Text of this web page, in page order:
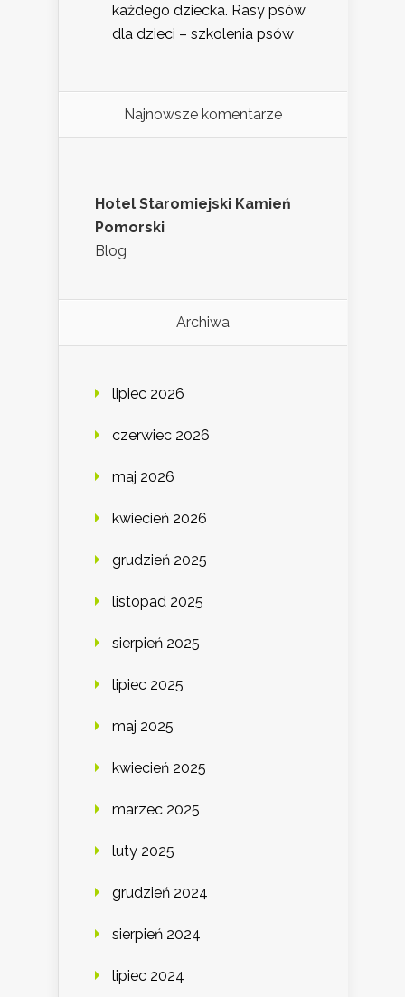
każdego dziecka. Rasy psów
dla dzieci – szkolenia psów
Najnowsze komentarze
Hotel Staromiejski Kamień
Pomorski
Blog
Archiwa
lipiec 2026
czerwiec 2026
maj 2026
kwiecień 2026
grudzień 2025
listopad 2025
sierpień 2025
lipiec 2025
maj 2025
kwiecień 2025
marzec 2025
luty 2025
grudzień 2024
sierpień 2024
lipiec 2024